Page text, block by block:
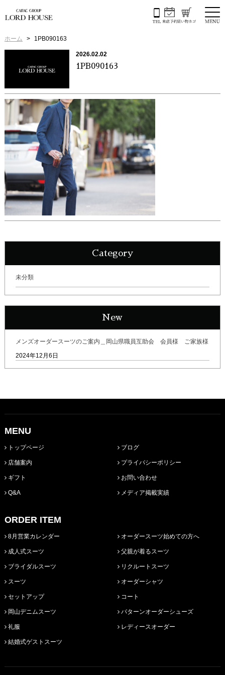
ホーム 1PB090163
2026.02.02
1PB090163
Category
未分類
New
メンズオーダースーツのご案内＿岡山県職員互助会 会員様 ご家族様
2024年12月6日
MENU
トップページ
店舗案内
ギフト
Q&A
ブログ
プライバシーポリシー
お問い合わせ
メディア掲載実績
ORDER ITEM
8月営業カレンダー
成人式スーツ
ブライダルスーツ
スーツ
セットアップ
岡山デニムスーツ
礼服
結婚式ゲストスーツ
オーダースーツ始めての方へ
父親が着るスーツ
リクルートスーツ
オーダーシャツ
コート
パターンオーダーシューズ
レディースオーダー